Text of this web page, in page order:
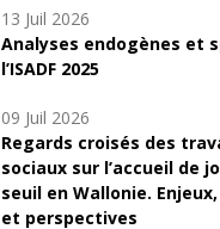
13 Juil 2026
Analyses endogènes et
l’ISADF 2025
09 Juil 2026
Regards croisés des
sociaux sur l’accueil de
seuil en Wallonie.
et perspectives